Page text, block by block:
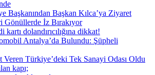
Başkanından Başkan Kılca’ya Ziyaret
Gönüllerde İz Bırakıyor
dolandırıcılığına dikkat!
Antalya’da Bulundu: Şüpheli
Veren Türkiye’deki Tek Sanayi Odası Oldu
kapı;